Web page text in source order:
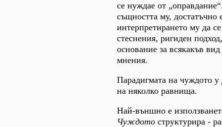
се нуждае от
същността му, достатъчно
интерпретирането му да
стеснения, ригиден
основание за всякакъв
мнения.
Парадигмата на чуждото
на няколко равнища.
Най-външно е
Чуждото структурира -